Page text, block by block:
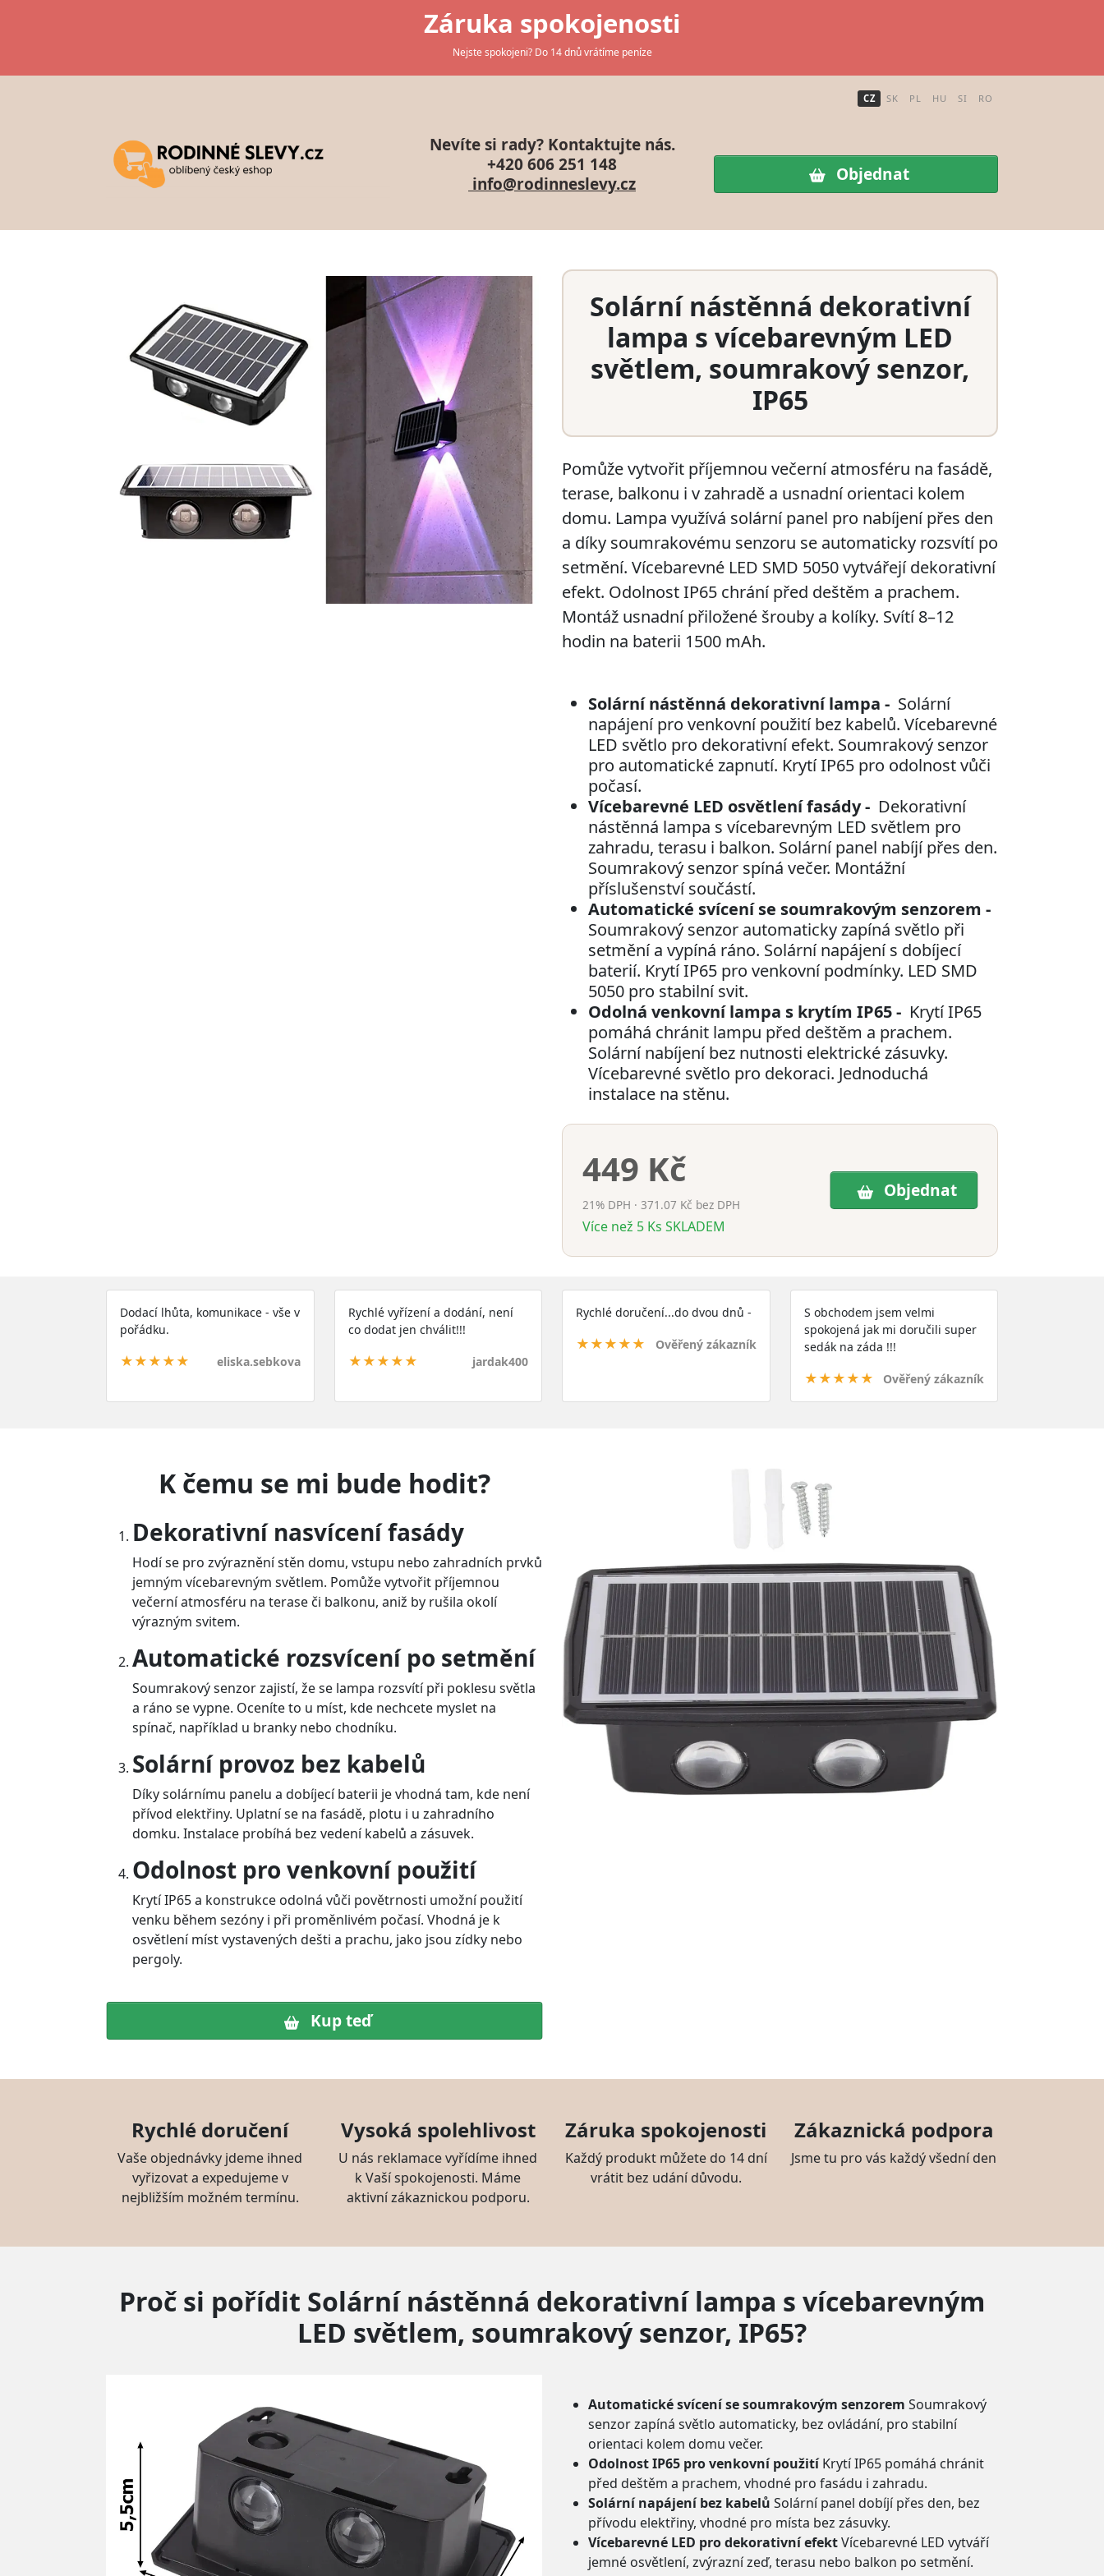
Záruka spokojenosti
Nejste spokojeni? Do 14 dnů vrátíme peníze
CZ SK PL HU SI RO
Nevíte si rady? Kontaktujte nás.
+420 606 251 148
info@rodinneslevy.cz
Objednat
Solární nástěnná dekorativní
lampa s vícebarevným LED
světlem, soumrakový senzor,
IP65
Pomůže vytvořit příjemnou večerní atmosféru na fasádě,
terase, balkonu i v zahradě a usnadní orientaci kolem
domu. Lampa využívá solární panel pro nabíjení přes den
a díky soumrakovému senzoru se automaticky rozsvítí po
setmění. Vícebarevné LED SMD 5050 vytvářejí dekorativní
efekt. Odolnost IP65 chrání před deštěm a prachem.
Montáž usnadní přiložené šrouby a kolíky. Svítí 8–12
hodin na baterii 1500 mAh.
Solární nástěnná dekorativní lampa - Solární
napájení pro venkovní použití bez kabelů. Vícebarevné
LED světlo pro dekorativní efekt. Soumrakový senzor
pro automatické zapnutí. Krytí IP65 pro odolnost vůči
počasí.
Vícebarevné LED osvětlení fasády - Dekorativní
nástěnná lampa s vícebarevným LED světlem pro
zahradu, terasu i balkon. Solární panel nabíjí přes den.
Soumrakový senzor spíná večer. Montážní
příslušenství součástí.
Automatické svícení se soumrakovým senzorem -
Soumrakový senzor automaticky zapíná světlo při
setmění a vypíná ráno. Solární napájení s dobíjecí
baterií. Krytí IP65 pro venkovní podmínky. LED SMD
5050 pro stabilní svit.
Odolná venkovní lampa s krytím IP65 - Krytí IP65
pomáhá chránit lampu před deštěm a prachem.
Solární nabíjení bez nutnosti elektrické zásuvky.
Vícebarevné světlo pro dekoraci. Jednoduchá
instalace na stěnu.
449 Kč
21% DPH · 371.07 Kč bez DPH
Více než 5 Ks SKLADEM
Objednat
Dodací lhůta, komunikace - vše v
pořádku.
★★★★★ eliska.sebkova
Rychlé vyřízení a dodání, není
co dodat jen chválit!!!
★★★★★ jardak400
Rychlé doručení...do dvou dnů -
★★★★★ Ověřený zákazník
S obchodem jsem velmi
spokojená jak mi doručili super
sedák na záda !!!
★★★★★ Ověřený zákazník
K čemu se mi bude hodit?
Dekorativní nasvícení fasády
Hodí se pro zvýraznění stěn domu, vstupu nebo zahradních prvků
jemným vícebarevným světlem. Pomůže vytvořit příjemnou
večerní atmosféru na terase či balkonu, aniž by rušila okolí
výrazným svitem.
Automatické rozsvícení po setmění
Soumrakový senzor zajistí, že se lampa rozsvítí při poklesu světla
a ráno se vypne. Oceníte to u míst, kde nechcete myslet na
spínač, například u branky nebo chodníku.
Solární provoz bez kabelů
Díky solárnímu panelu a dobíjecí baterii je vhodná tam, kde není
přívod elektřiny. Uplatní se na fasádě, plotu i u zahradního
domku. Instalace probíhá bez vedení kabelů a zásuvek.
Odolnost pro venkovní použití
Krytí IP65 a konstrukce odolná vůči povětrnosti umožní použití
venku během sezóny i při proměnlivém počasí. Vhodná je k
osvětlení míst vystavených dešti a prachu, jako jsou zídky nebo
pergoly.
Kup teď
Rychlé doručení
Vaše objednávky jdeme ihned
vyřizovat a expedujeme v
nejbližším možném termínu.
Vysoká spolehlivost
U nás reklamace vyřídíme ihned
k Vaší spokojenosti. Máme
aktivní zákaznickou podporu.
Záruka spokojenosti
Každý produkt můžete do 14 dní
vrátit bez udání důvodu.
Zákaznická podpora
Jsme tu pro vás každý všední den
Proč si pořídit Solární nástěnná dekorativní lampa s vícebarevným
LED světlem, soumrakový senzor, IP65?
Automatické svícení se soumrakovým senzorem Soumrakový
senzor zapíná světlo automaticky, bez ovládání, pro stabilní
orientaci kolem domu večer.
Odolnost IP65 pro venkovní použitíKrytí IP65 pomáhá chránit
před deštěm a prachem, vhodné pro fasádu i zahradu.
Solární napájení bez kabelů Solární panel dobíjí přes den, bez
přívodu elektřiny, vhodné pro místa bez zásuvky.
Vícebarevné LED pro dekorativní efektVícebarevné LED vytváří
jemné osvětlení, zvýrazní zeď, terasu nebo balkon po setmění.